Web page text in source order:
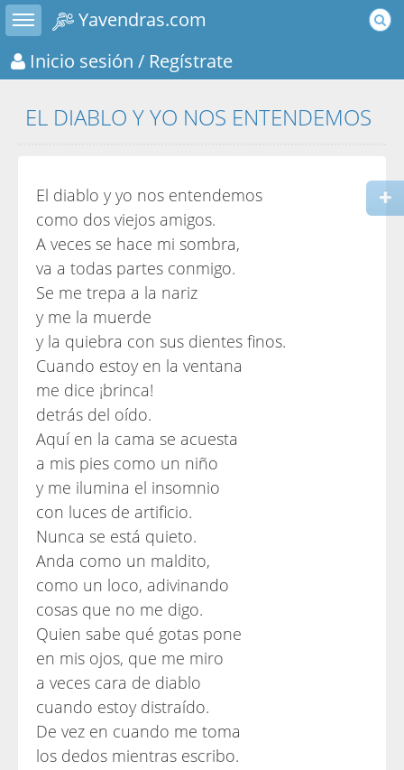
Toggle sidebar
Yavendras.com
Inicio sesión / Regístrate
EL DIABLO Y YO NOS ENTENDEMOS
El diablo y yo nos entendemos
como dos viejos amigos.
A veces se hace mi sombra,
va a todas partes conmigo.
Se me trepa a la nariz
y me la muerde
y la quiebra con sus dientes finos.
Cuando estoy en la ventana
me dice ¡brinca!
detrás del oído.
Aquí en la cama se acuesta
a mis pies como un niño
y me ilumina el insomnio
con luces de artificio.
Nunca se está quieto.
Anda como un maldito,
como un loco, adivinando
cosas que no me digo.
Quien sabe qué gotas pone
en mis ojos, que me miro
a veces cara de diablo
cuando estoy distraído.
De vez en cuando me toma
los dedos mientras escribo.